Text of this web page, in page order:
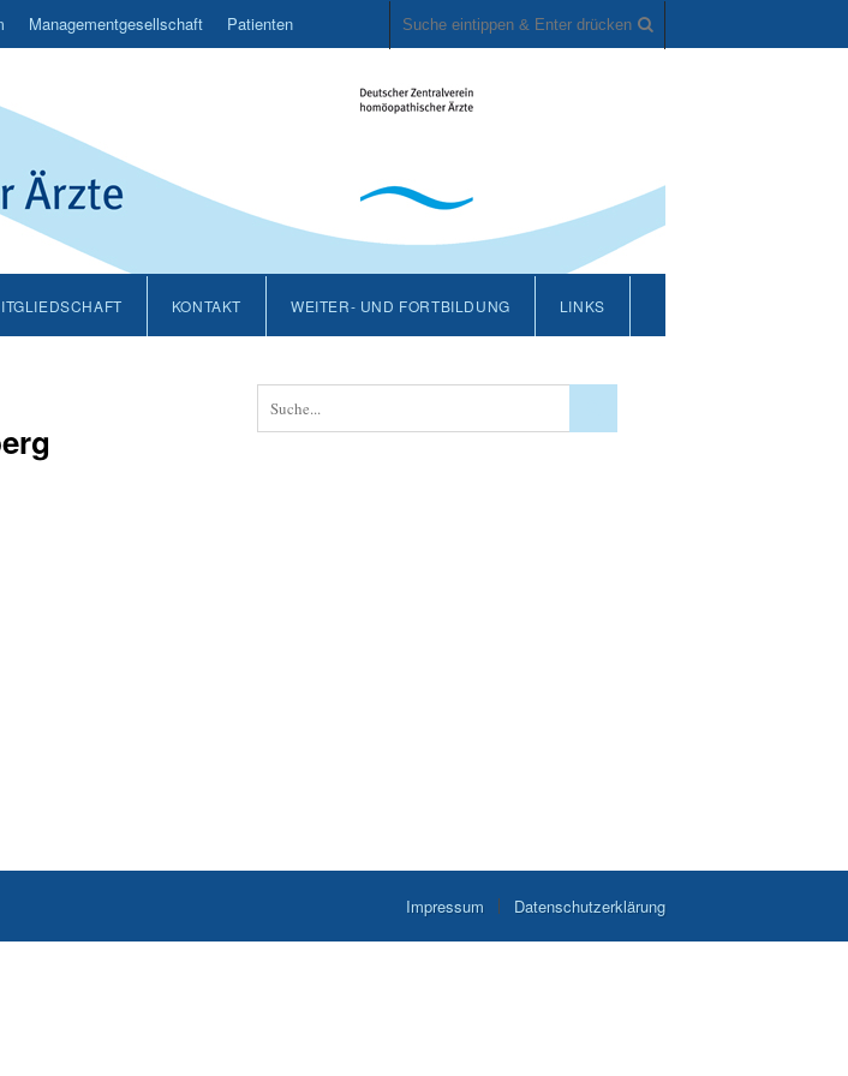
Managementgesellschaft Patienten
KONTAKT WEITER- UND FORTBILDUNG LINKS
Impressum Datenschutzerklärung